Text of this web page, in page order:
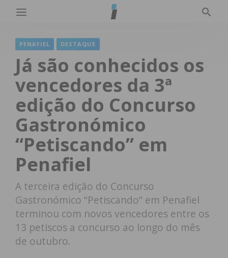
PENAFIEL DESTAQUE
Já são conhecidos os
vencedores da 3ª
edição do Concurso
Gastronómico
“Petiscando” em
Penafiel
A terceira edição do Concurso
Gastronómico “Petiscando” em Penafiel
terminou com novos vencedores entre os
13 petiscos a concurso ao longo do mês
de outubro.